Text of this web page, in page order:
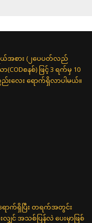
အစား (၂ပေပတ်လည်
(CODစနစ်) ဖြင့် 3 ရက်မှ 10
လေး ရောက်ရှိလာပါမယ်။
ောက်ရှိပြီး တရက်အတွင်း
လျှင် အသစ်ပြန်လဲ ပေးမှာဖြစ်